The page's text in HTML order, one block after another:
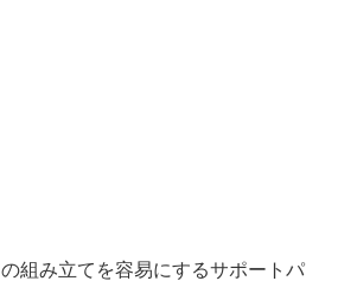
組み立てを容易にするサポートパ